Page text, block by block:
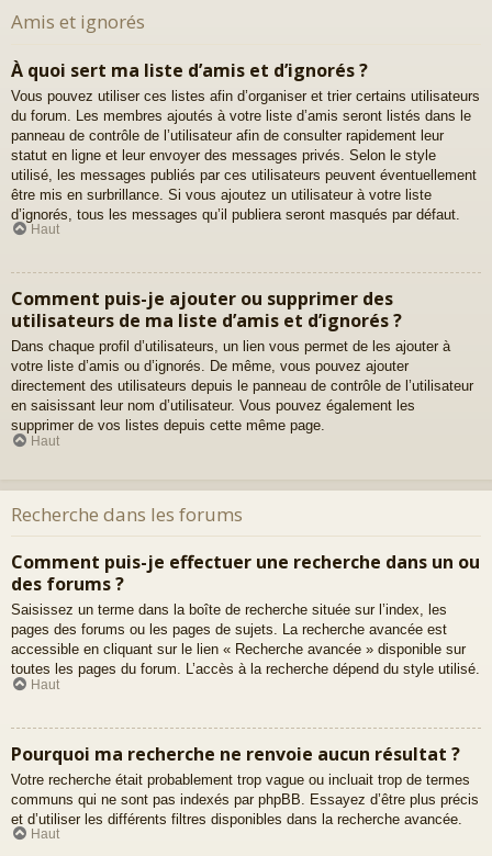
Amis et ignorés
À quoi sert ma liste d’amis et d’ignorés ?
Vous pouvez utiliser ces listes afin d’organiser et trier certains utilisateurs
du forum. Les membres ajoutés à votre liste d’amis seront listés dans le
panneau de contrôle de l’utilisateur afin de consulter rapidement leur
statut en ligne et leur envoyer des messages privés. Selon le style
utilisé, les messages publiés par ces utilisateurs peuvent éventuellement
être mis en surbrillance. Si vous ajoutez un utilisateur à votre liste
d’ignorés, tous les messages qu’il publiera seront masqués par défaut.
Haut
Comment puis-je ajouter ou supprimer des
utilisateurs de ma liste d’amis et d’ignorés ?
Dans chaque profil d’utilisateurs, un lien vous permet de les ajouter à
votre liste d’amis ou d’ignorés. De même, vous pouvez ajouter
directement des utilisateurs depuis le panneau de contrôle de l’utilisateur
en saisissant leur nom d’utilisateur. Vous pouvez également les
supprimer de vos listes depuis cette même page.
Haut
Recherche dans les forums
Comment puis-je effectuer une recherche dans un ou
des forums ?
Saisissez un terme dans la boîte de recherche située sur l’index, les
pages des forums ou les pages de sujets. La recherche avancée est
accessible en cliquant sur le lien « Recherche avancée » disponible sur
toutes les pages du forum. L’accès à la recherche dépend du style utilisé.
Haut
Pourquoi ma recherche ne renvoie aucun résultat ?
Votre recherche était probablement trop vague ou incluait trop de termes
communs qui ne sont pas indexés par phpBB. Essayez d’être plus précis
et d’utiliser les différents filtres disponibles dans la recherche avancée.
Haut